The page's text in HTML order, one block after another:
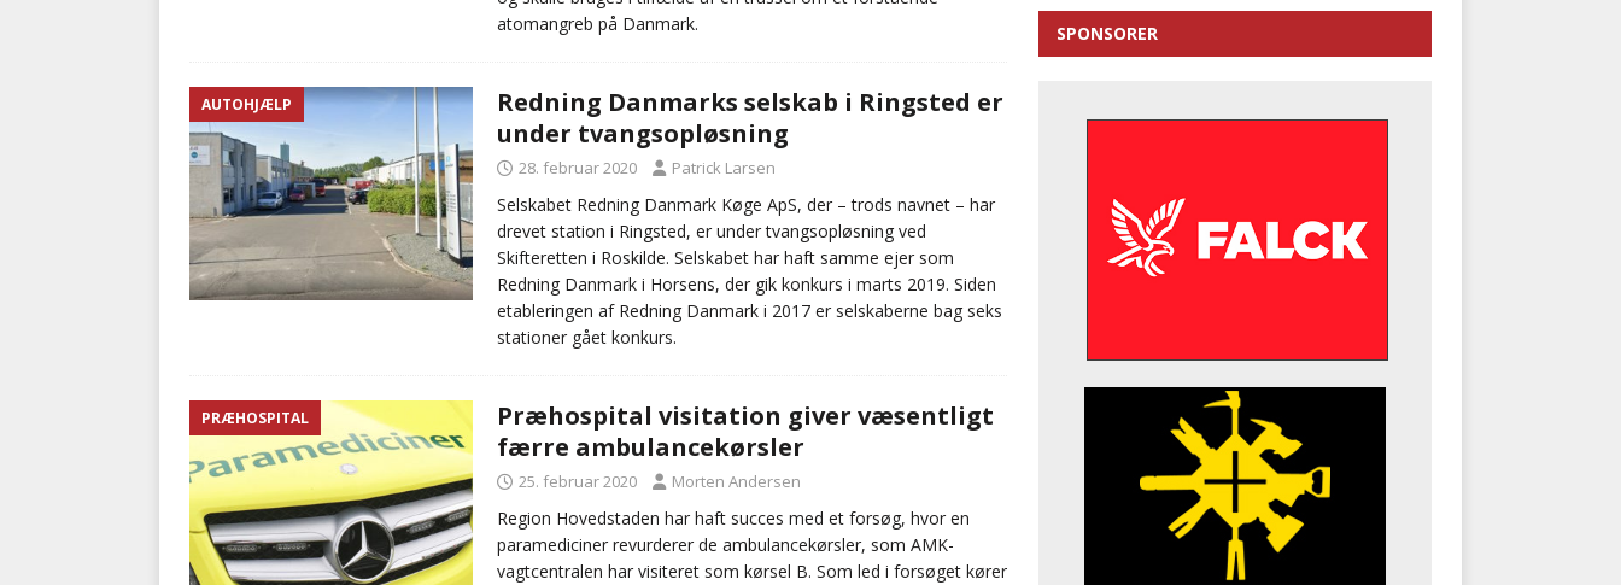
atomangreb på Danmark.
AUTOHJÆLP
Redning Danmarks selskab i Ringsted er
under tvangsopløsning
28. februar 2020 Patrick Larsen
Selskabet Redning Danmark Køge ApS, der – trods navnet – har
drevet station i Ringsted, er under tvangsopløsning ved
Skifteretten i Roskilde. Selskabet har haft samme ejer som
Redning Danmark i Horsens, der gik konkurs i marts 2019. Siden
etableringen af Redning Danmark i 2017 er selskaberne bag seks
stationer gået konkurs.
PRÆHOSPITAL
Præhospital visitation giver væsentligt
færre ambulancekørsler
25. februar 2020 Morten Andersen
Region Hovedstaden har haft succes med et forsøg, hvor en
paramediciner revurderer de ambulancekørsler, som AMK-
vagtcentralen har visiteret som kørsel B. Som led i forsøget kører
SPONSORER